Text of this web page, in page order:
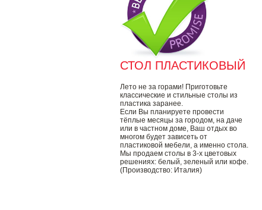
СТОЛ ПЛАСТИКОВЫЙ
Лето не за горами! Приготовьте
классические и стильные столы из
пластика заранее.
Если Вы планируете провести
тёплые месяцы за городом, на даче
или в частном доме, Ваш отдых во
многом будет зависеть от
пластиковой мебели, а именно стола.
Мы продаем столы в 3-х цветовых
решениях: белый, зеленый или кофе.
(Производство: Италия)